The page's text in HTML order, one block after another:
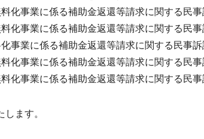
業に係る補助金返還等請求に関する民事
業に係る補助金返還等請求に関する民事
業に係る補助金返還等請求に関する民事訴
業に係る補助金返還等請求に関する民事
業に係る補助金返還等請求に関する民事
ます。